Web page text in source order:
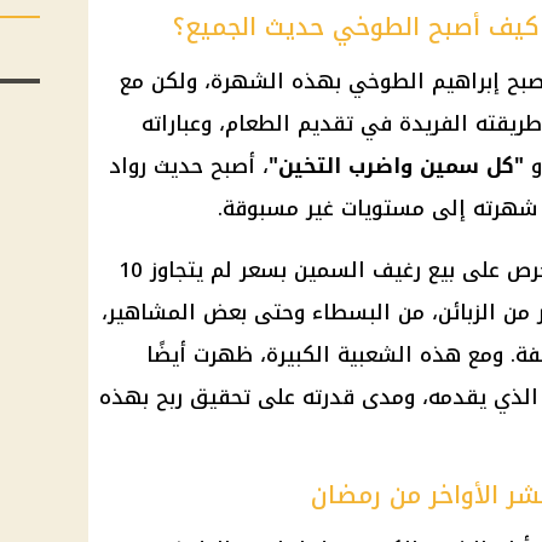
أصبح الطوخي حديث الجميع؟
إبراهيم الطوخي بهذه الشهرة، ولكن مع
الفريدة في تقديم الطعام، وعباراته
"كل سمين واضرب التخين"، أصبح حديث رواد
إلى مستويات غير مسبوقة.
، إلا أنه حرص على بيع رغيف السمين بسعر لم يتجاوز 10
الزبائن، من البسطاء وحتى بعض المشاهير،
ومع هذه الشعبية الكبيرة، ظهرت أيضًا
يقدمه، ومدى قدرته على تحقيق ربح بهذه
الأواخر من رمضان